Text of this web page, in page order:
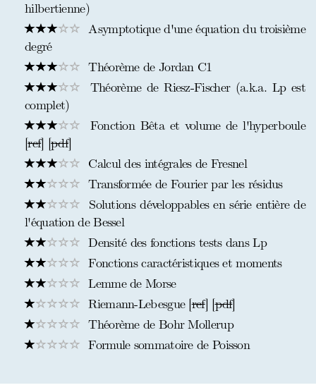
hilbertienne)
Asymptotique d'une équation du troisième
degré
Théorème de Jordan C1
Théorème de Riesz-Fischer (a.k.a. Lp est
complet)
Fonction Bêta et volume de l'hyperboule
[ref] [pdf]
Calcul des intégrales de Fresnel
Transformée de Fourier par les résidus
Solutions développables en série entière de
l'équation de Bessel
Densité des fonctions tests dans Lp
Fonctions caractéristiques et moments
Lemme de Morse
Riemann-Lebesgue [ref] [pdf]
Théorème de Bohr Mollerup
Formule sommatoire de Poisson